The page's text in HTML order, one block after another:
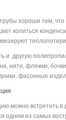
хороши тем,
копиться
и другую
нити, фляжки,
фасонные
можно встретить в
одним из самых